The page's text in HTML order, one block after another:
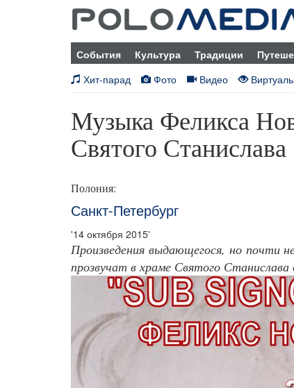
События Культура Традиции
Хит-парад
Фото Видео
Музыка Феликса
Святого Станислава
Полония:
Санкт-Петербург
'14 октября 2015'
Произведения выдающегося, но почти
прозвучат в храме Святого